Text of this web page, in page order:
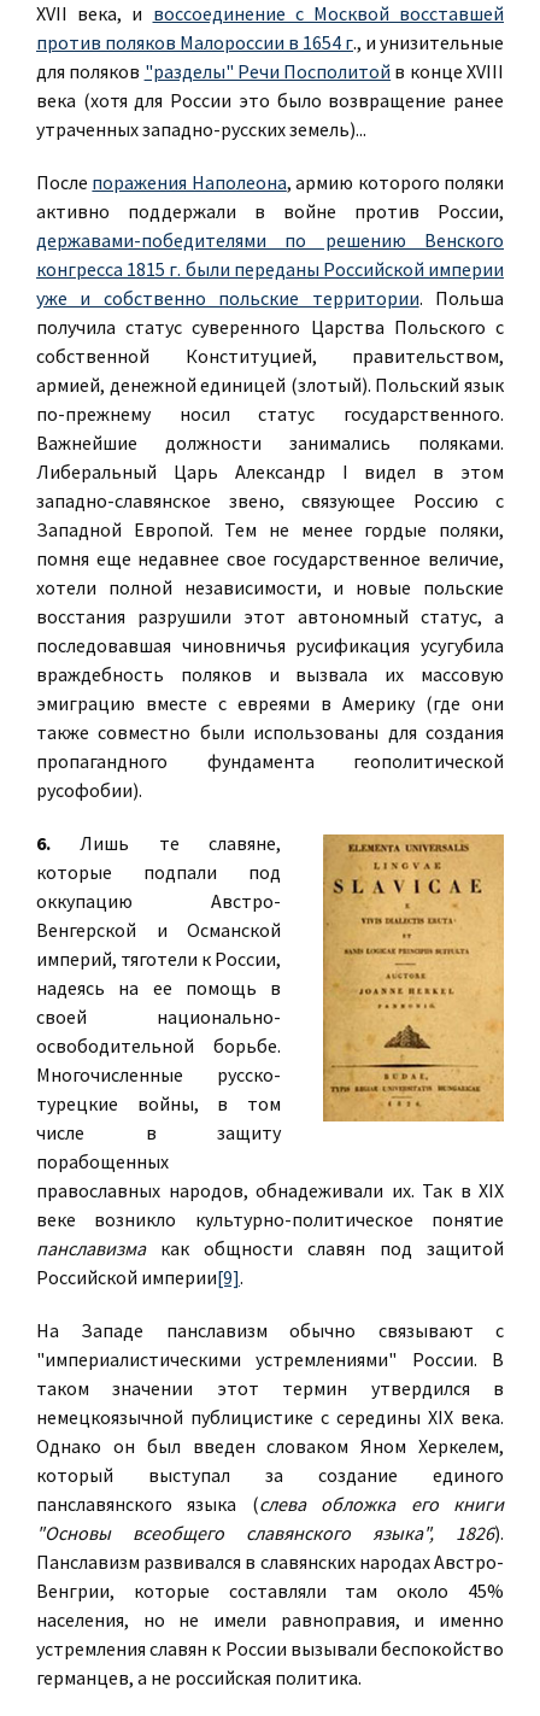
XVII века, и воссоединение с Москвой восставшей
против поляков Малороссии в 1654 г., и унизительные
для поляков "разделы" Речи Посполитой в конце XVIII
века (хотя для России это было возвращение ранее
утраченных западно-русских земель)...
После поражения Наполеона, армию которого поляки
активно поддержали в войне против России,
державами-победителями по решению Венского
конгресса 1815 г. были переданы Российской империи
уже и собственно польские территории. Польша
получила статус суверенного Царства Польского с
собственной Конституцией, правительством,
армией, денежной единицей (злотый). Польский язык
по-прежнему носил статус государственного.
Важнейшие должности занимались поляками.
Либеральный Царь Александр I видел в этом
западно-славянское звено, связующее Россию с
Западной Европой. Тем не менее гордые поляки,
помня еще недавнее свое государственное величие,
хотели полной независимости, и новые польские
восстания разрушили этот автономный статус, а
последовавшая чиновничья русификация усугубила
враждебность поляков и вызвала их массовую
эмиграцию вместе с евреями в Америку (где они
также совместно были использованы для создания
пропагандного фундамента геополитической
русофобии).
6. Лишь те славяне,
которые подпали под
оккупацию Австро-
Венгерской и Османской
империй, тяготели к России,
надеясь на ее помощь в
своей национально-
освободительной борьбе.
Многочисленные русско-
турецкие войны, в том
числе в защиту
порабощенных
православных народов, обнадеживали их. Так в XIX
веке возникло культурно-политическое понятие
панславизмакак общности славян под защитой
Российской империи[9].
На Западе панславизм обычно связывают с
"империалистическими устремлениями" России. В
таком значении этот термин утвердился в
немецкоязычной публицистике с середины XIX века.
Однако он был введен словаком Яном Херкелем,
который выступал за создание единого
панславянского языка (слева обложка его книги
"Основы всеобщего славянского языка", 1826).
Панславизм развивался в славянских народах Австро-
Венгрии, которые составляли там около 45%
населения, но не имели равноправия, и именно
устремления славян к России вызывали беспокойство
германцев, а не российская политика.